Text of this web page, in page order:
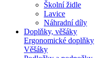
Školní židle
Lavice
Náhradní díly
Doplňky, věšáky
Ergonomické doplňky
Věšáky